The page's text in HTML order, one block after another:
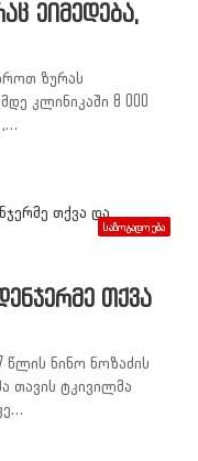
ეიმედება,
ზურას
კლინიკაში 8 000
,…
საზოგადოება
თქვა
წლის ნინო ნოზაძის
თავის ტკივილმა